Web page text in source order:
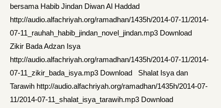
bersama Habib Jindan Diwan Al Haddad
http://audio.alfachriyah.org/ramadhan/1435h/2014-07-11/2014-
07-11_rauhah_habib_jindan_novel_jindan.mp3 Download
Zikir Bada Adzan Isya
http://audio.alfachriyah.org/ramadhan/1435h/2014-07-11/2014-
07-11_zikir_bada_isya.mp3 Download Shalat Isya dan
Tarawih http://audio.alfachriyah.org/ramadhan/1435h/2014-07-
11/2014-07-11_shalat_isya_tarawih.mp3 Download